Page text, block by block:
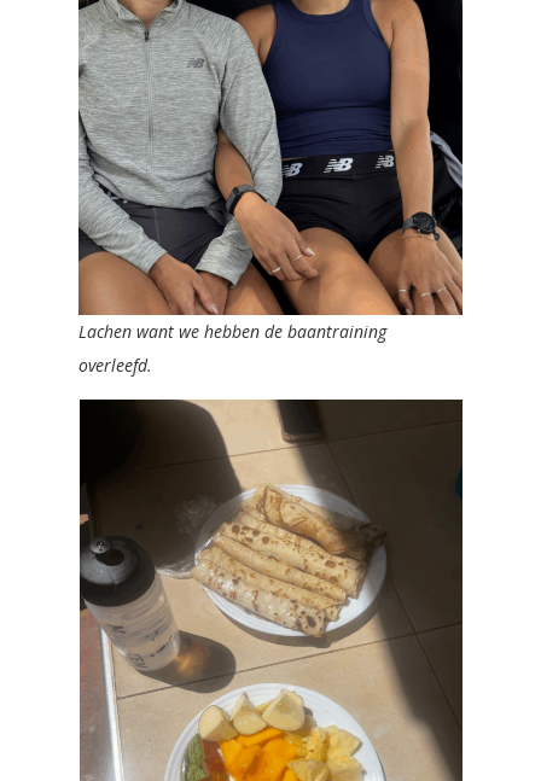
Lachen want we hebben de baantraining
overleefd.